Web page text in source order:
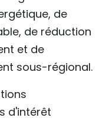
de
de réduction
et de
sous-régional.
d'intérêt